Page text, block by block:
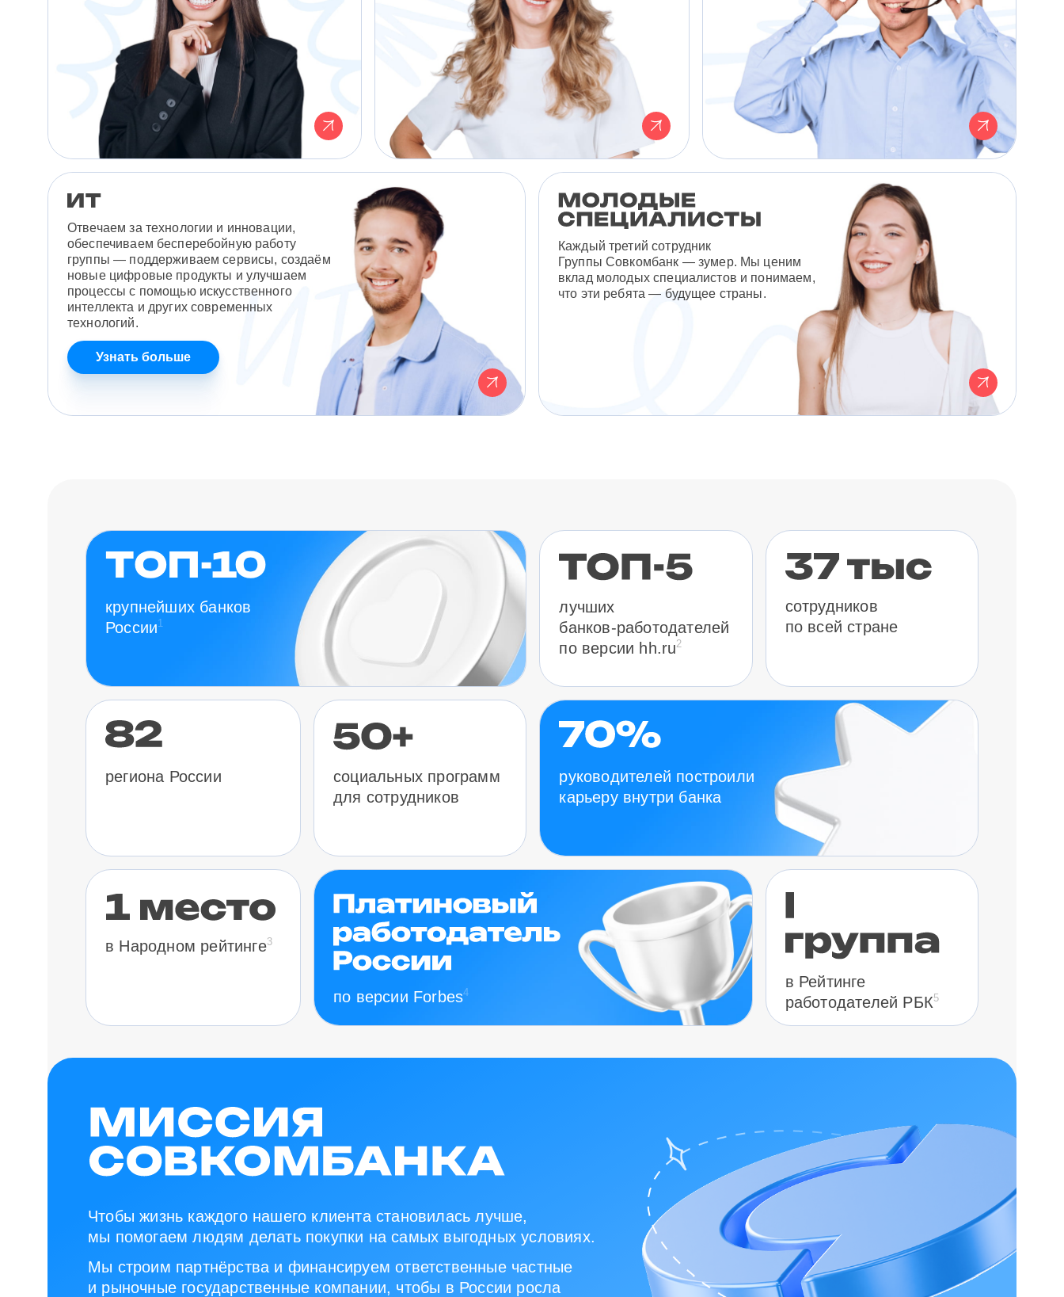
Отвечаем за технологии и инновации,
обеспечиваем бесперебойную работу
группы — поддерживаем сервисы, создаём
новые цифровые продукты и улучшаем
процессы с помощью искусственного
интеллекта и других современных
технологий.
Узнать больше
Каждый третий сотрудник
Группы Совкомбанк — зумер. Мы ценим
вклад молодых специалистов и понимаем,
что эти ребята — будущее страны.
крупнейших банков
России1
лучших
банков-работодателей
по версии hh.ru2
сотрудников
по всей стране
региона России
социальных программ
для сотрудников
руководителей построили
карьеру внутри банка
в Народном рейтинге3
по версии Forbes4
в Рейтинге
работодателей РБК5
Чтобы жизнь каждого нашего клиента становилась лучше,
мы помогаем людям делать покупки на самых выгодных условиях.
Мы строим партнёрства и финансируем ответственные частные
и рыночные государственные компании, чтобы в России росла